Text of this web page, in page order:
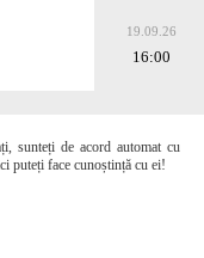
19.09.26
16:00
sunteți de acord automat cu
puteți face cunoștință cu ei!